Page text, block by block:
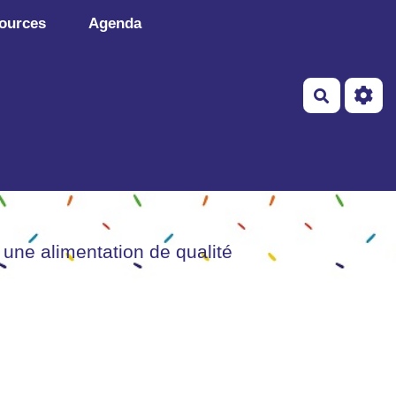
Agenda
alimentation de qualité